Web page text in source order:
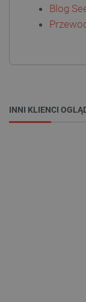
Blog
INNI KLIENCI
Nazwa